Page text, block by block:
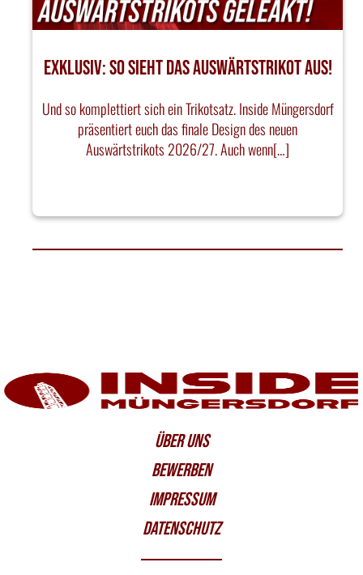
EXKLUSIV: SO SIEHT DAS AUSWÄRTSTRIKOT AUS!
Und so komplettiert sich ein Trikotsatz. Inside Müngersdorf
präsentiert euch das finale Design des neuen
Auswärtstrikots 2026/27. Auch wenn[…]
ÜBER UNS
BEWERBEN
IMPRESSUM
DATENSCHUTZ